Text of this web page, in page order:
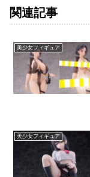
関連記事
美少女フィギュア
美少女フィギュア